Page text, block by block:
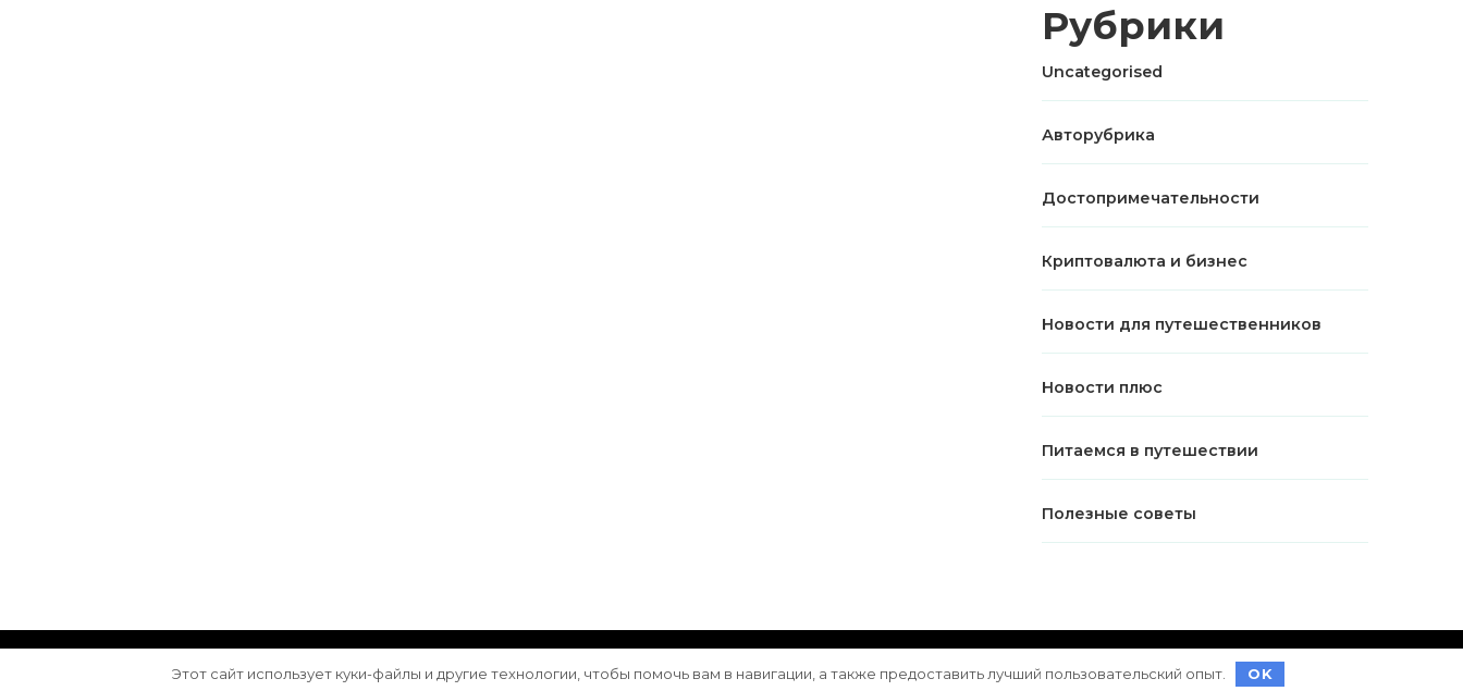
Рубрики
Uncategorised
Авторубрика
Достопримечательности
Криптовалюта и бизнес
Новости для путешественников
Новости плюс
Питаемся в путешествии
Полезные советы
© Авторское право 2026 . Все права защищены. Vilva | Разработана WordPress
Этот сайт использует куки-файлы и другие технологии, чтобы помочь вам в навигации, а также предоставить лучший пользовательский опыт. OK